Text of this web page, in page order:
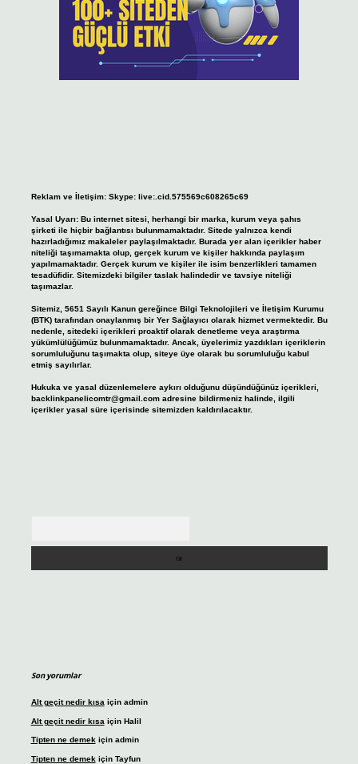
Reklam ve İletişim: Skype: live:.cid.575569c608265c69
Yasal Uyarı: Bu internet sitesi, herhangi bir marka, kurum veya şahıs
şirketi ile hiçbir bağlantısı bulunmamaktadır. Sitede yalnızca kendi
hazırladığımız makaleler paylaşılmaktadır. Burada yer alan içerikler haber
niteliği taşımamakta olup, gerçek kurum ve kişiler hakkında paylaşım
yapılmamaktadır. Gerçek kurum ve kişiler ile isim benzerlikleri tamamen
tesadüfidir. Sitemizdeki bilgiler taslak halindedir ve tavsiye niteliği
taşımazlar.
Sitemiz, 5651 Sayılı Kanun gereğince Bilgi Teknolojileri ve İletişim Kurumu
(BTK) tarafından onaylanmış bir Yer Sağlayıcı olarak hizmet vermektedir. Bu
nedenle, sitedeki içerikleri proaktif olarak denetleme veya araştırma
yükümlülüğümüz bulunmamaktadır. Ancak, üyelerimiz yazdıkları içeriklerin
sorumluluğunu taşımakta olup, siteye üye olarak bu sorumluluğu kabul
etmiş sayılırlar.
Hukuka ve yasal düzenlemelere aykırı olduğunu düşündüğünüz içerikleri,
backlinkpanelicomtr@gmail.comadresine bildirmeniz halinde, ilgili
içerikler yasal süre içerisinde sitemizden kaldırılacaktır.
Son yorumlar
Alt geçit nedir kısa için admin
Alt geçit nedir kısa için Halil
Tipten ne demekiçin admin
Tipten ne demek için Tayfun